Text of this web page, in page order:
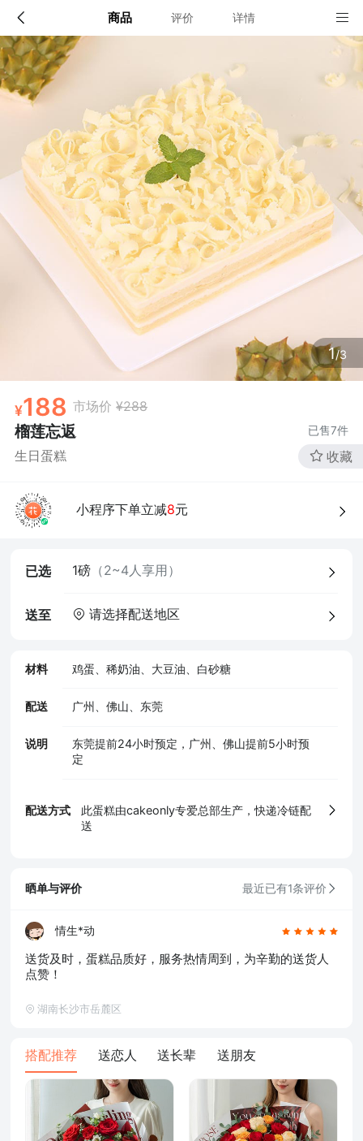
商品 评价 详情
1/3
188 市场价 ¥288
榴莲忘返 已售7件
生日蛋糕 收藏
小程序下单立减8元
已选 1磅（2~4人享用）
送至 请选择配送地区
材料 鸡蛋、稀奶油、大豆油、白砂糖
配送 广州、佛山、东莞
说明
东莞提前24小时预定，广州、佛山提前5小时预
定
配送方式
此蛋糕由cakeonly专爱总部生产，快递冷链配
送
配送说明
广州、佛山、东莞
确定
店铺信息
1、品牌类别
cakeonly专爱蛋糕
2、店铺地址
广州市荔湾区葵蓬穗盐路5号C座三楼
3、营业执照
4、食品经营许可证
5、食品生产许可证
晒单与评价 最近已有1条评价
情生*动
送货及时，蛋糕品质好，服务热情周到，为辛勤的送货人
点赞！
湖南长沙市岳麓区
搭配推荐 送恋人 送长辈 送朋友